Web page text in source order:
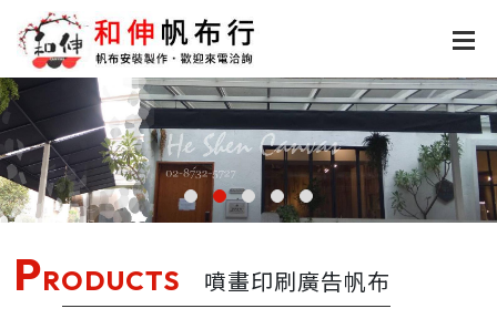
PRODUCTS 噴畫印刷廣告帆布